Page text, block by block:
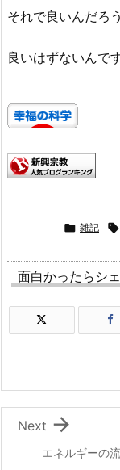
それで良いんだろ
良いはずないんで
 雑記 
面白かったら
エネルギーの

Next